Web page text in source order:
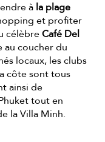
à la plage
et profiter
célèbreCafé Del
au coucher du
locaux, les clubs
côte sont tous
ainsi de
tout en
la Villa Minh.